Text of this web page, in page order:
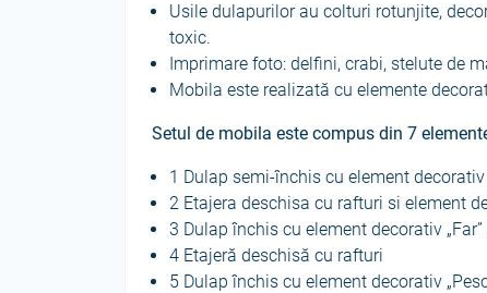
Usile dulapurilor au colturi rotunjite,
toxic.
Imprimare foto: delfini, crabi, stelute de
Mobila este realizată cu elemente
Setul de mobila este compus din 7
1 Dulap semi-închis cu element decorativ
2 Etajera deschisa cu rafturi si element
3 Dulap închis cu element decorativ
4 Etajeră deschisă cu rafturi
5 Dulap închis cu element decorativ